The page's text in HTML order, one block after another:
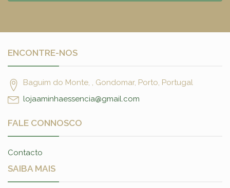
ENCONTRE-NOS
Baguim do Monte, , Gondomar, Porto, Portugal
lojaaminhaessencia@gmail.com
FALE CONNOSCO
Contacto
SAIBA MAIS